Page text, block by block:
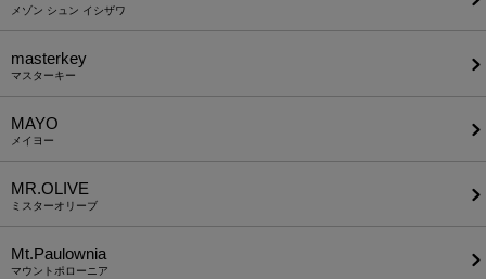
メゾン シュン イシザワ
masterkey
マスターキー
MAYO
メイヨー
MR.OLIVE
ミスターオリーブ
Mt.Paulownia
マウントポローニア